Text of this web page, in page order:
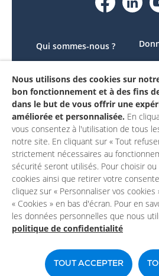
Qui sommes-nous ?
Le projet
Contactez-nous
Mon compte
Un site du
Nous utilisons des cookies sur
bon fonctionnement et à des fins
dans le but de vous offrir une
améliorée et personnalisée. En
vous consentez à l'utilisation de tous
notre site. En cliquant sur « Tout
strictement nécessaires au
sécurité seront utilisés. Pour choisir
cookies ainsi que retirer votre
cliquez sur « Personnaliser vos cookies
« Cookies » en bas d'écran. Pour en
les données personnelles que nous
politique de confidentialité
TOUT ACCEPTER